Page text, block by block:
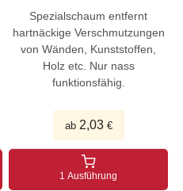
Spezialschaum entfernt
hartnäckige Verschmutzungen
von Wänden, Kunststoffen,
Holz etc. Nur nass
funktionsfähig.
ab 2,03€
1 Ausführung